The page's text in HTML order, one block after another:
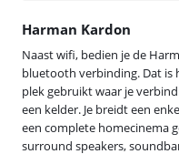
Harman Kardon
Naast wifi, bedien je de
bluetooth verbinding. Dat is
plek gebruikt waar je
een kelder. Je breidt een
een complete homecinema
surround speakers,